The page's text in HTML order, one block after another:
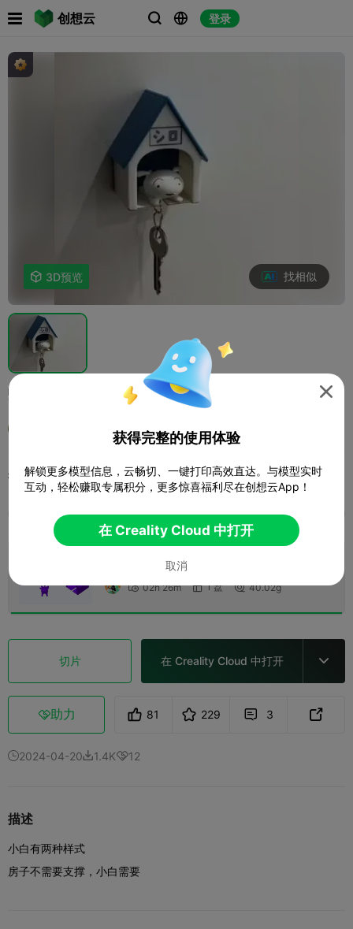
创想云   登录
 3D预览 找相似
蜡笔小新小白钥匙扣（**小白）
打印配置 (1) 添加 玩具与游戏  其他
全部 K2 Plus K2 Pro K2 K2 SE
0.2mm layer, 2 walls, 15% infill
 02h 26m  1 盘  40.02g
切片 在 Creality Cloud 中打开 
助力 81 229  3 
2024-04-201.4K12
描述
小白有两种样式
房子不需要支撑，小白需要

获得完整的使用体验
解锁更多模型信息，云畅切、一键打印高效直达。与模型实时
互动，轻松赚取专属积分，更多惊喜福利尽在创想云App！
在 Creality Cloud 中打开
取消